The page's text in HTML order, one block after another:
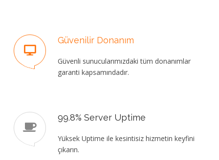
Güvenilir Donanım
Güvenli sunucularımızdaki tüm donanımlar
garanti kapsamındadır.
99.8% Server Uptime
Yüksek Uptime ile kesintisiz hizmetin keyfini
çıkarın.